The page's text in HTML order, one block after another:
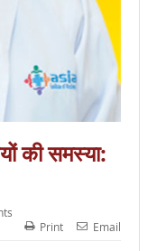
की समस्या:
Print
Email